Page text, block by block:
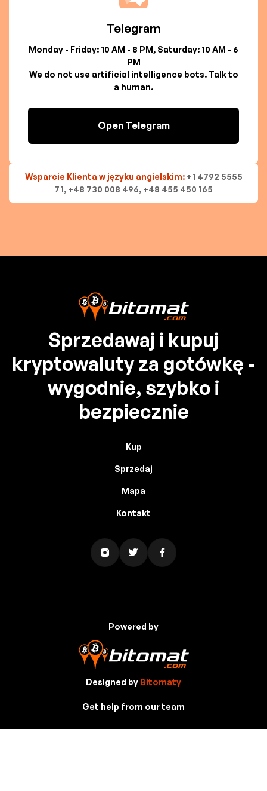
Telegram
Monday - Friday: 10 AM - 8 PM, Saturday: 10 AM - 6
PM
We do not use artificial intelligence bots. Talk to
a human.
Open Telegram
Wsparcie Klienta w języku angielskim: +1 4792 5555
71, +48 730 008 496, +48 455 450 165
Sprzedawaj i kupuj
kryptowaluty za gotówkę -
wygodnie, szybko i
bezpiecznie
Kup
Sprzedaj
Mapa
Kontakt
Powered by
Designed by Bitomaty
Get help from our team